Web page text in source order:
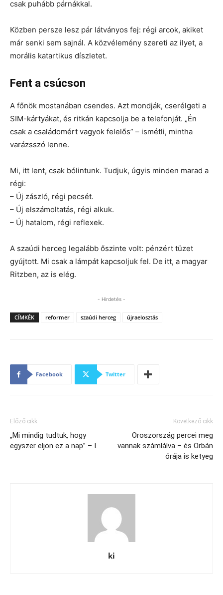
csak puhább párnákkal.
Közben persze lesz pár látványos fej: régi arcok, akiket
már senki sem sajnál. A közvélemény szereti az ilyet, a
morális katartikus díszletet.
Fent a csúcson
A főnök mostanában csendes. Azt mondják, cserélgeti a
SIM-kártyákat, és ritkán kapcsolja be a telefonját. „Én
csak a családomért vagyok felelős” – ismétli, mintha
varázsszó lenne.
Mi, itt lent, csak bólintunk. Tudjuk, úgyis minden marad a
régi:
– Új zászló, régi pecsét.
– Új elszámoltatás, régi alkuk.
– Új hatalom, régi reflexek.
A szaúdi herceg legalább őszinte volt: pénzért tüzet
gyújtott. Mi csak a lámpát kapcsoljuk fel. De itt, a magyar
Ritzben, az is elég.
- Hirdetés -
CÍMKÉK reformer szaúdi herceg újraelosztás
Facebook Twitter
Előző cikk
„Mi mindig tudtuk, hogy
egyszer eljön ez a nap” – I.
Következő cikk
Oroszország percei meg
vannak számlálva – és Orbán
órája is ketyeg
ki